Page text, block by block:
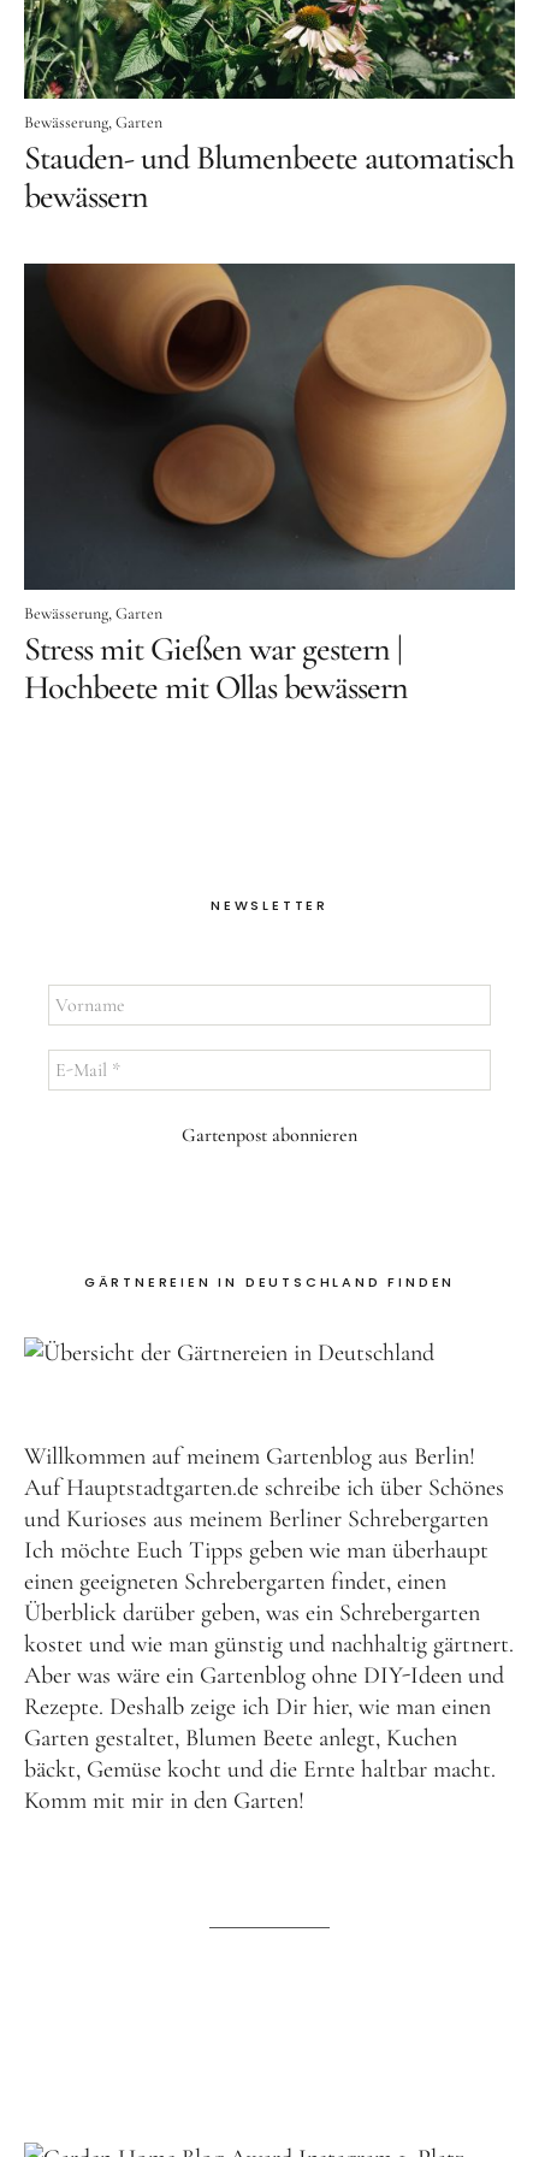
Bewässerung Garten
Stauden- und Blumenbeete automatisch
bewässern
Bewässerung Garten
Stress mit Gießen war gestern |
Hochbeete mit Ollas bewässern
NEWSLETTER
Vorname
E-
Mail
GÄRTNEREIEN IN DEUTSCHLAND FINDEN
Willkommen auf meinem Gartenblog aus Berlin!
Auf Hauptstadtgarten.de schreibe ich über Schönes
und Kurioses aus meinem Berliner Schrebergarten
Ich möchte Euch Tipps geben wie man überhaupt
einen geeigneten Schrebergarten findet, einen
Überblick darüber geben, was ein Schrebergarten
kostet und wie man günstig und nachhaltig gärtnert.
Aber was wäre ein Gartenblog ohne DIY-Ideen und
Rezepte. Deshalb zeige ich Dir hier, wie man einen
Garten gestaltet, Blumen Beete anlegt, Kuchen
bäckt, Gemüse kocht und die Ernte haltbar macht.
Komm mit mir in den Garten!